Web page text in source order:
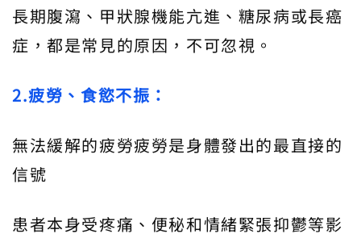
長期腹瀉、甲狀腺機能亢進、糖尿病或長癌
症，都是常見的原因，不可忽視。
2.疲勞、食慾不振：
無法緩解的疲勞疲勞是身體發出的最直接的
信號
患者本身受疼痛、便秘和情緒緊張抑鬱等影